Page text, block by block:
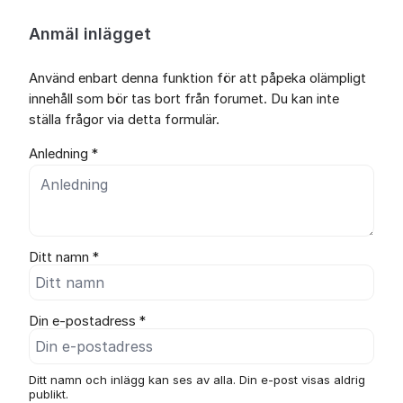
Anmäl inlägget
Använd enbart denna funktion för att påpeka olämpligt
innehåll som bör tas bort från forumet. Du kan inte
ställa frågor via detta formulär.
Anledning *
Ditt namn *
Din e-postadress *
Ditt namn och inlägg kan ses av alla. Din e-post visas aldrig
publikt.